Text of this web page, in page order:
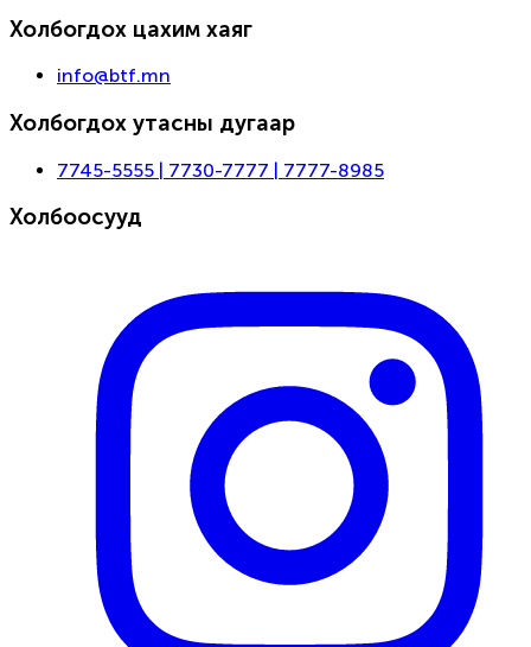
Холбогдох цахим хаяг
info@btf.mn
Холбогдох утасны дугаар
7745-5555 | 7730-7777 | 7777-8985
Холбоосууд